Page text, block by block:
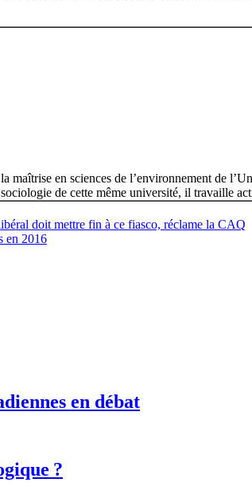
maîtrise en sciences de l’environnement de
de cette même université, il travaille
doit mettre fin à ce fiasco, réclame la CAQ
en 2016
en débat
?